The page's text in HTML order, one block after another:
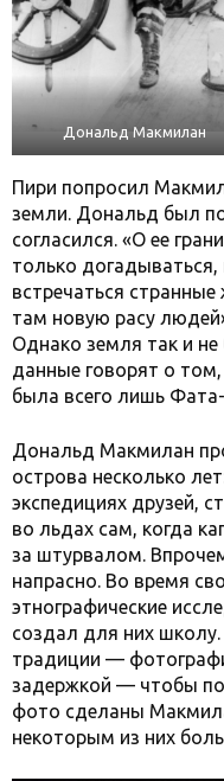
Дональд Макмилан
Пири попросил
земли. Дональд был
согласился. «О ее
только догадываться,
встречаться
там новую расу
Однако земля так и
данные говорят о
была всего лишь
Дональд Макмилан
острова несколько
экспедициях друзей,
во льдах сам, когда
за штурвалом.
напрасно. Во время
этнографические
создал для них
традиции —
задержкой — чтобы
фото сделаны
некоторым из них